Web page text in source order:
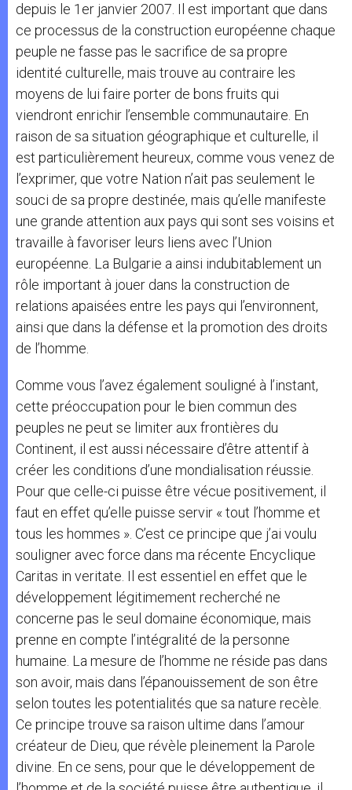
depuis le 1er janvier 2007. Il est important que dans
ce processus de la construction européenne chaque
peuple ne fasse pas le sacrifice de sa propre
identité culturelle, mais trouve au contraire les
moyens de lui faire porter de bons fruits qui
viendront enrichir l’ensemble communautaire. En
raison de sa situation géographique et culturelle, il
est particulièrement heureux, comme vous venez de
l’exprimer, que votre Nation n’ait pas seulement le
souci de sa propre destinée, mais qu’elle manifeste
une grande attention aux pays qui sont ses voisins et
travaille à favoriser leurs liens avec l’Union
européenne. La Bulgarie a ainsi indubitablement un
rôle important à jouer dans la construction de
relations apaisées entre les pays qui l’environnent,
ainsi que dans la défense et la promotion des droits
de l’homme.
Comme vous l’avez également souligné à l’instant,
cette préoccupation pour le bien commun des
peuples ne peut se limiter aux frontières du
Continent, il est aussi nécessaire d’être attentif à
créer les conditions d’une mondialisation réussie.
Pour que celle-ci puisse être vécue positivement, il
faut en effet qu’elle puisse servir « tout l’homme et
tous les hommes ». C’est ce principe que j’ai voulu
souligner avec force dans ma récente Encyclique
Caritas in veritate. Il est essentiel en effet que le
développement légitimement recherché ne
concerne pas le seul domaine économique, mais
prenne en compte l’intégralité de la personne
humaine. La mesure de l’homme ne réside pas dans
son avoir, mais dans l’épanouissement de son être
selon toutes les potentialités que sa nature recèle.
Ce principe trouve sa raison ultime dans l’amour
créateur de Dieu, que révèle pleinement la Parole
divine. En ce sens, pour que le développement de